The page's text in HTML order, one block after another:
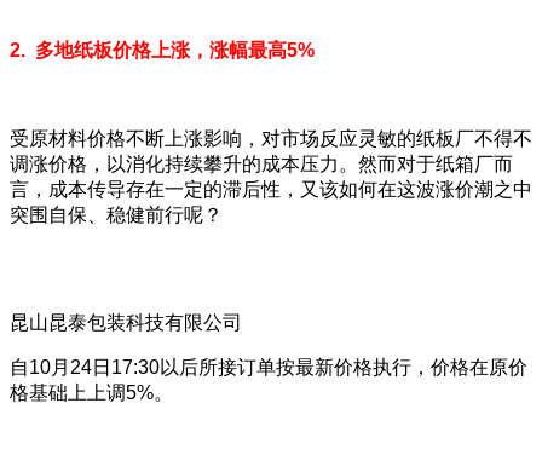
2. 多地纸板价格上涨，涨幅最高5%
受原材料价格不断上涨影响，对市场反应灵敏的纸板厂不得不
调涨价格，以消化持续攀升的成本压力。然而对于纸箱厂而
言，成本传导存在一定的滞后性，又该如何在这波涨价潮之中
突围自保、稳健前行呢？
昆山昆泰包装科技有限公司
自10月24日17:30以后所接订单按最新价格执行，价格在原价
格基础上上调5%。